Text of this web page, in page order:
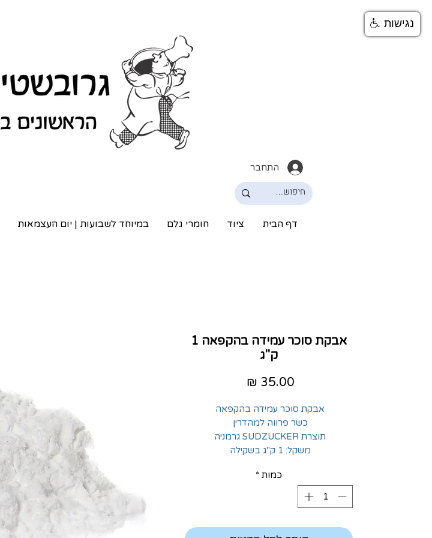
התחבר
דף הבית ציוד חומרי גלם במיוחד לשבועות | יום העצמאות
אבקת סוכר עמידה בהקפאה 1
ק"ג
אבקת סוכר עמידה בהקפאה
כשר פרווה למהדרין
תוצרת SUDZUCKER גרמניה
משקל: 1 ק"ג בשקילה
כמות *
נגישות